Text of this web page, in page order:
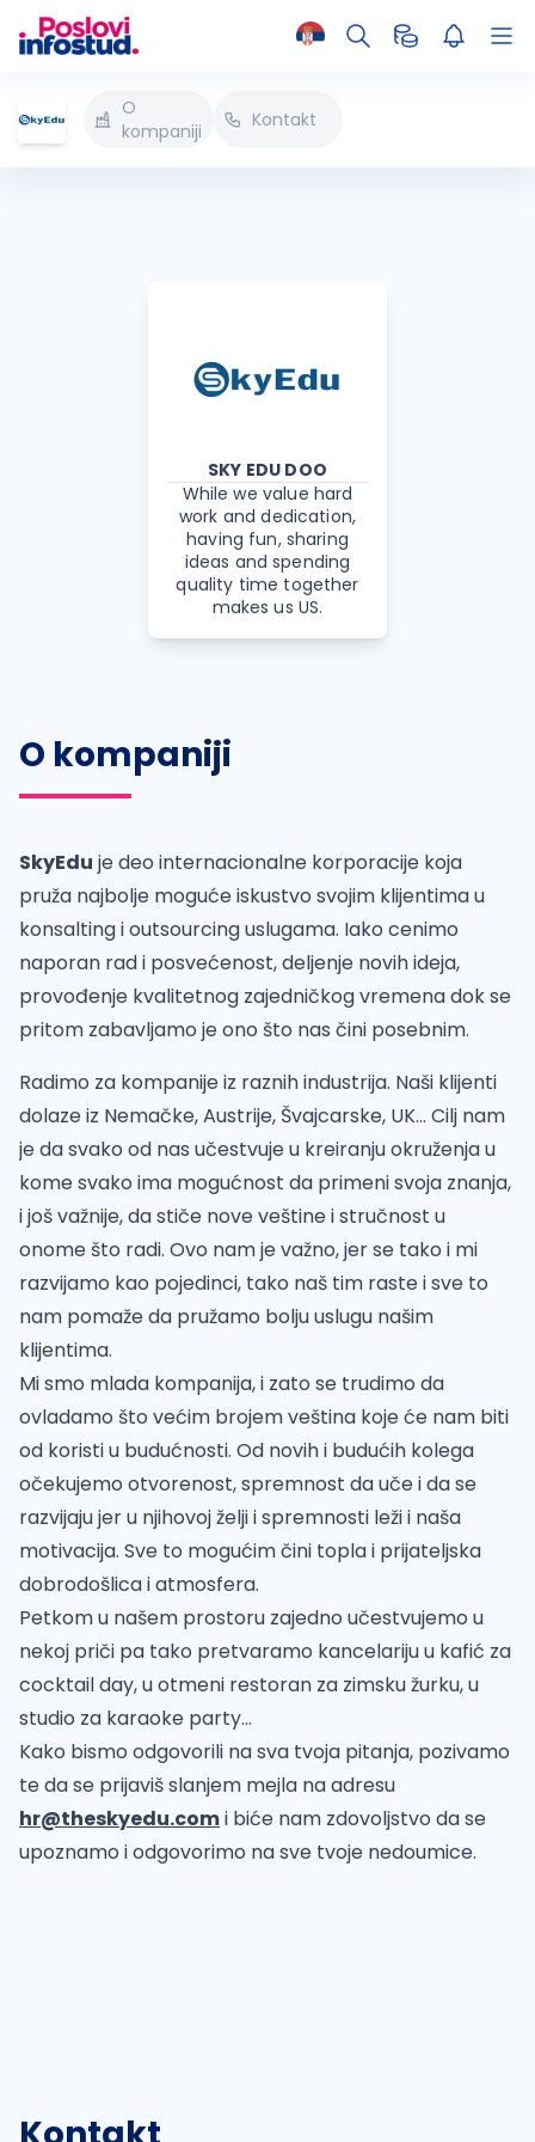
O
kompaniji
Kontakt
SKY EDU DOO
While we value hard
work and dedication,
having fun, sharing
ideas and spending
quality time together
makes us US.
O kompaniji
SkyEdu je deo internacionalne korporacije koja
pruža najbolje moguće iskustvo svojim klijentima u
konsalting i outsourcing uslugama. Iako cenimo
naporan rad i posvećenost, deljenje novih ideja,
provođenje kvalitetnog zajedničkog vremena dok se
pritom zabavljamo je ono što nas čini posebnim.
Radimo za kompanije iz raznih industrija. Naši klijenti
dolaze iz Nemačke, Austrije, Švajcarske, UK... Cilj nam
je da svako od nas učestvuje u kreiranju okruženja u
kome svako ima mogućnost da primeni svoja znanja,
i još važnije, da stiče nove veštine i stručnost u
onome što radi. Ovo nam je važno, jer se tako i mi
razvijamo kao pojedinci, tako naš tim raste i sve to
nam pomaže da pružamo bolju uslugu našim
klijentima.
Mi smo mlada kompanija, i zato se trudimo da
ovladamo što većim brojem veština koje će nam biti
od koristi u budućnosti. Od novih i budućih kolega
očekujemo otvorenost, spremnost da uče i da se
razvijaju jer u njihovoj želji i spremnosti leži i naša
motivacija. Sve to mogućim čini topla i prijateljska
dobrodošlica i atmosfera.
Petkom u našem prostoru zajedno učestvujemo u
nekoj priči pa tako pretvaramo kancelariju u kafić za
cocktail day, u otmeni restoran za zimsku žurku, u
studio za karaoke party...
Kako bismo odgovorili na sva tvoja pitanja, pozivamo
te da se prijaviš slanjem mejla na adresu
hr@theskyedu.comi biće nam zdovoljstvo da se
upoznamo i odgovorimo na sve tvoje nedoumice.